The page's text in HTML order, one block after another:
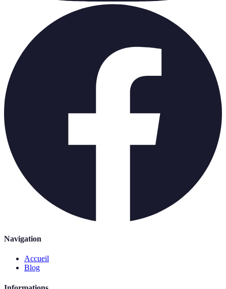
Navigation
Accueil
Blog